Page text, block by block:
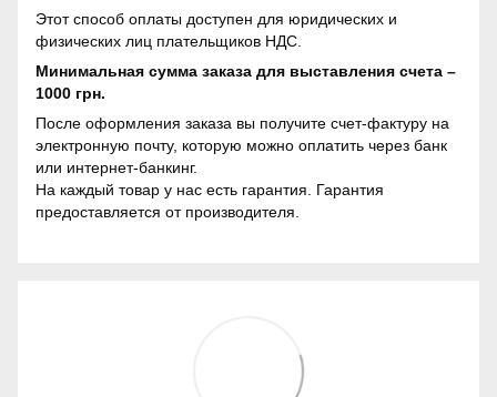
Этот способ оплаты доступен для юридических и
физических лиц плательщиков НДС.
Минимальная сумма заказа для выставления счета –
1000 грн.
После оформления заказа вы получите счет-фактуру на
электронную почту, которую можно оплатить через банк
или интернет-банкинг.
На каждый товар у нас есть гарантия. Гарантия
предоставляется от производителя.